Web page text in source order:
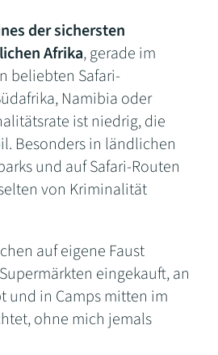
der sichersten
Afrika, gerade im
beliebten Safari-
Namibia oder
ist niedrig, die
Besonders in ländlichen
und auf Safari-Routen
von Kriminalität
auf eigene Faust
eingekauft, an
und in Camps mitten im
ohne mich jemals